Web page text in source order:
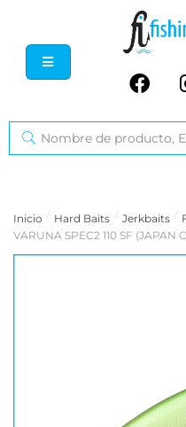
Inicio / Hard Baits / Jerkbaits /
VARUNA SPEC2 110 SF (JAPAN